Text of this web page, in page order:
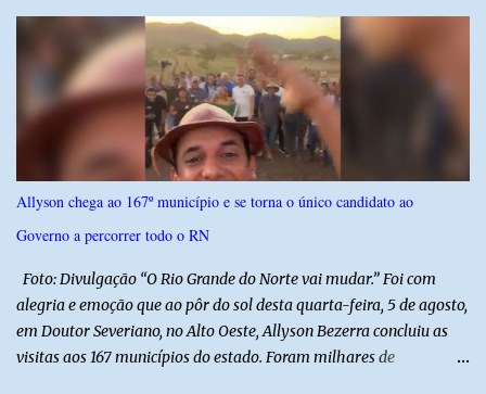
da segurança pública para o enfrentamento de organizações
criminosas nos municípios localizados nas divisas do Rio Grande
do Norte com os estados do Ceará e da Paraíba. A mobilização,
com concentração e saída de equipes policiais, ocorreu às 16h, no
município de Baraúna, no Oeste potiguar. A operação reúne
efetivos da Polícia Militar do Rio Grande do Norte, da Polícia Civil
do Rio Grande do Norte e da Polícia Militar do Ceará, reforçando a
atuação integrada entre as forças de segurança e intensificando o
combate à criminalidade nas áreas de fronteira interestadual. As
Allyson chega ao 167º município e se torna o único candidato ao
Governo a percorrer todo o RN
Foto: Divulgação “O Rio Grande do Norte vai mudar.” Foi com
alegria e emoção que ao pôr do sol desta quarta-feira, 5 de agosto,
em Doutor Severiano, no Alto Oeste, Allyson Bezerra concluiu as
visitas aos 167 municípios do estado. Foram milhares de